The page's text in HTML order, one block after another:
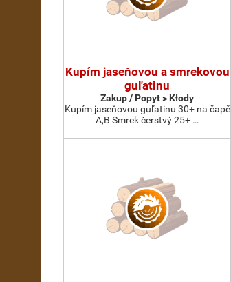
Kupím jaseňovou a smrekovou
guľatinu
Zakup / Popyt > Kłody
Kupím jaseňovou guľatinu 30+ na čapě
A,B Smrek čerstvý 25+ …